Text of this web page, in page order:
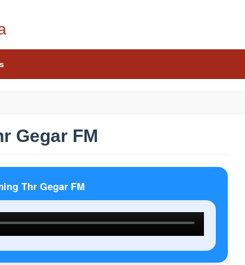
Gegar FM
Thr Gegar FM